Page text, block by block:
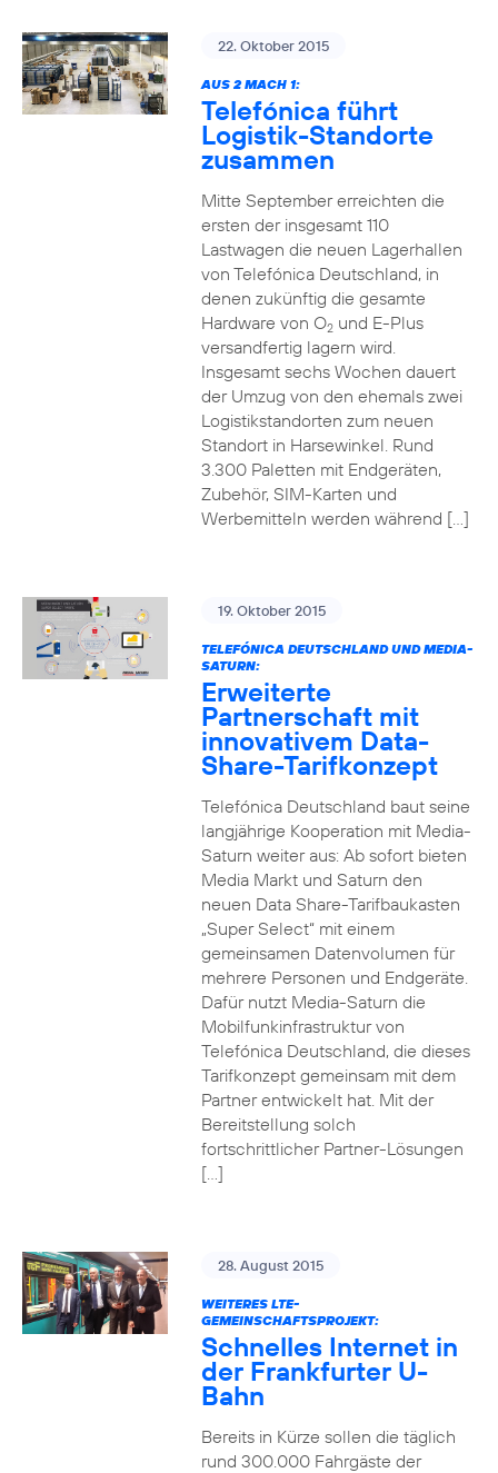
22. Oktober 2015
AUS 2 MACH 1:
Telefónica führt
Logistik-Standorte
zusammen
Mitte September erreichten die
ersten der insgesamt 110
Lastwagen die neuen Lagerhallen
von Telefónica Deutschland, in
denen zukünftig die gesamte
Hardware von O2und E-Plus
versandfertig lagern wird.
Insgesamt sechs Wochen dauert
der Umzug von den ehemals zwei
Logistikstandorten zum neuen
Standort in Harsewinkel. Rund
3.300 Paletten mit Endgeräten,
Zubehör, SIM-Karten und
Werbemitteln werden während […]
19. Oktober 2015
TELEFÓNICA DEUTSCHLAND UND MEDIA-
SATURN:
Erweiterte
Partnerschaft mit
innovativem Data-
Share-Tarifkonzept
Telefónica Deutschland baut seine
langjährige Kooperation mit Media-
Saturn weiter aus: Ab sofort bieten
Media Markt und Saturn den
neuen Data Share-Tarifbaukasten
„Super Select“ mit einem
gemeinsamen Datenvolumen für
mehrere Personen und Endgeräte.
Dafür nutzt Media-Saturn die
Mobilfunkinfrastruktur von
Telefónica Deutschland, die dieses
Tarifkonzept gemeinsam mit dem
Partner entwickelt hat. Mit der
Bereitstellung solch
fortschrittlicher Partner-Lösungen
[…]
28. August 2015
WEITERES LTE-
GEMEINSCHAFTSPROJEKT:
Schnelles Internet in
der Frankfurter U-
Bahn
Bereits in Kürze sollen die täglich
rund 300.000 Fahrgäste der